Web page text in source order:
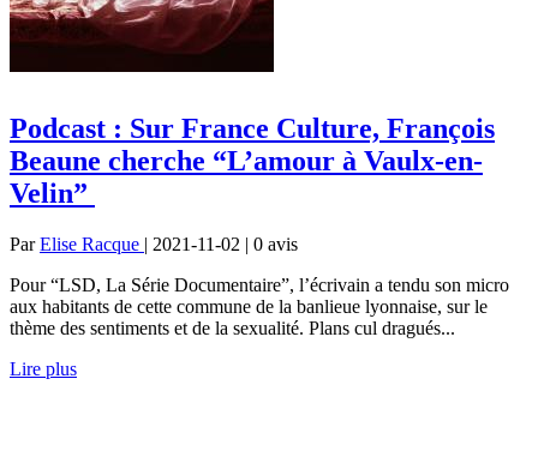
Podcast : Sur France Culture, François
Beaune cherche “L’amour à Vaulx-en-
Velin”
ParElise Racque | 2021-11-02 | 0 avis
Pour “LSD, La Série Documentaire”, l’écrivain a tendu son micro
aux habitants de cette commune de la banlieue lyonnaise, sur le
thème des sentiments et de la sexualité. Plans cul dragués...
Lire plus